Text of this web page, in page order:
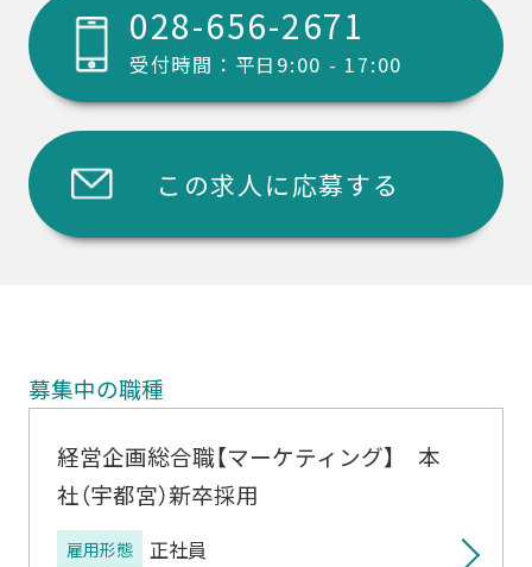
028-656-2671
受付時間：平日9:00 - 17:00
この求人に応募する
募集中の職種
経営企画総合職【マーケティング】 本
社（宇都宮）新卒採用
雇用形態 正社員